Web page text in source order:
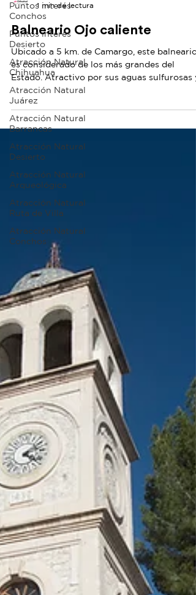
Puntos interés
Conchos
Puntos interés
Desierto
Atracción Natural
Chihuahua
Atracción Natural
Juárez
Atracción Natural
Barrancas
Atracción Natural
Desierto
Atracción Natural
Arqueológica
Atracción Natural
Ruta de Villa
Atracción Natural
Conchos
Ah Chihuahua!
1 min de lectura
Balneario Ojo caliente
Ubicado a 5 km. de Camargo, este balneario
es considerado de los más grandes del
Estado. Atractivo por sus aguas sulfurosas y
con grandes...